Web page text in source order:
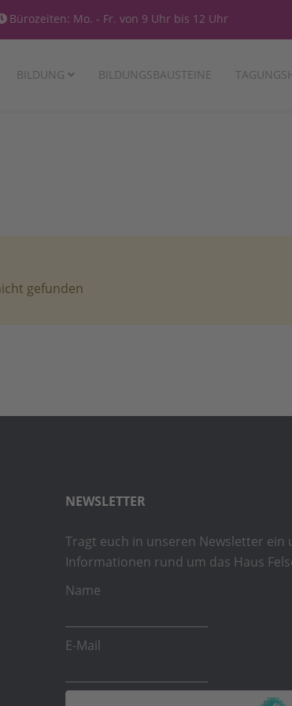
Bürozeiten: Mo. - Fr. von 9 Uhr bis 12 Uhr
BILDUNG BILDUNGSBAUSTEINE
gefunden
NEWSLETTER
Tragt euch in unseren Newsletter
Informationen rund um das Haus
Name
E-Mail